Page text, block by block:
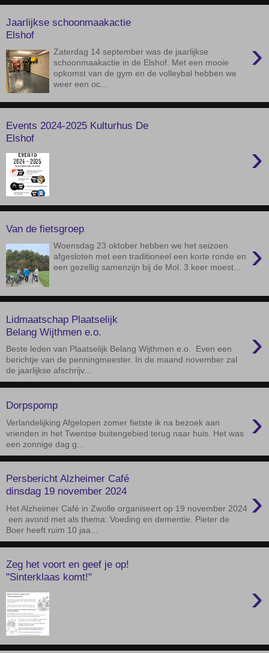
Jaarlijkse schoonmaakactie
Elshof
›
Zaterdag 14 september was de jaarlijkse
schoonmaakactie in de Elshof. Met een mooie
opkomst van de gym en de volleybal hebben we
weer een oc...
Events 2024-2025 Kulturhus De
Elshof
›
Van de fietsgroep
›
Woensdag 23 oktober hebben we het seizoen
afgesloten met een traditioneel een korte ronde en
een gezellig samenzijn bij de Mol. 3 keer moest...
Lidmaatschap Plaatselijk
Belang Wijthmen e.o.
›
Beste leden van Plaatselijk Belang Wijthmen e.o. Even een
berichtje van de penningmeester. In de maand november zal
de jaarlijkse afschrijv...
Dorpspomp ›
Verlandelijking Afgelopen zomer fietste ik na bezoek aan
vrienden in het Twentse buitengebied terug naar huis. Het was
een zonnige dag g...
Persbericht Alzheimer Café
dinsdag 19 november 2024
›
Het Alzheimer Café in Zwolle organiseert op 19 november 2024
een avond met als thema: Voeding en dementie. Pieter de
Boer heeft ruim 10 jaa...
Zeg het voort en geef je op!
"Sinterklaas komt!"
›